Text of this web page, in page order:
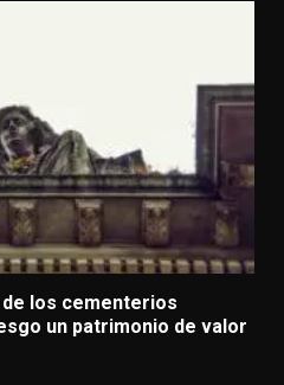
los cementerios
un patrimonio de valor